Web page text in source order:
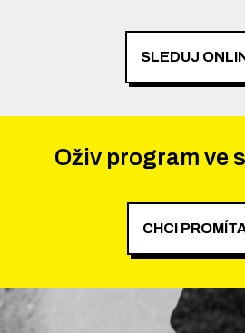
SLEDUJ
Oživ program ve
CHCI